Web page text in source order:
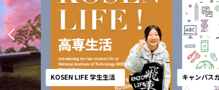
KOSEN LIFE 学生生活 キャンパス